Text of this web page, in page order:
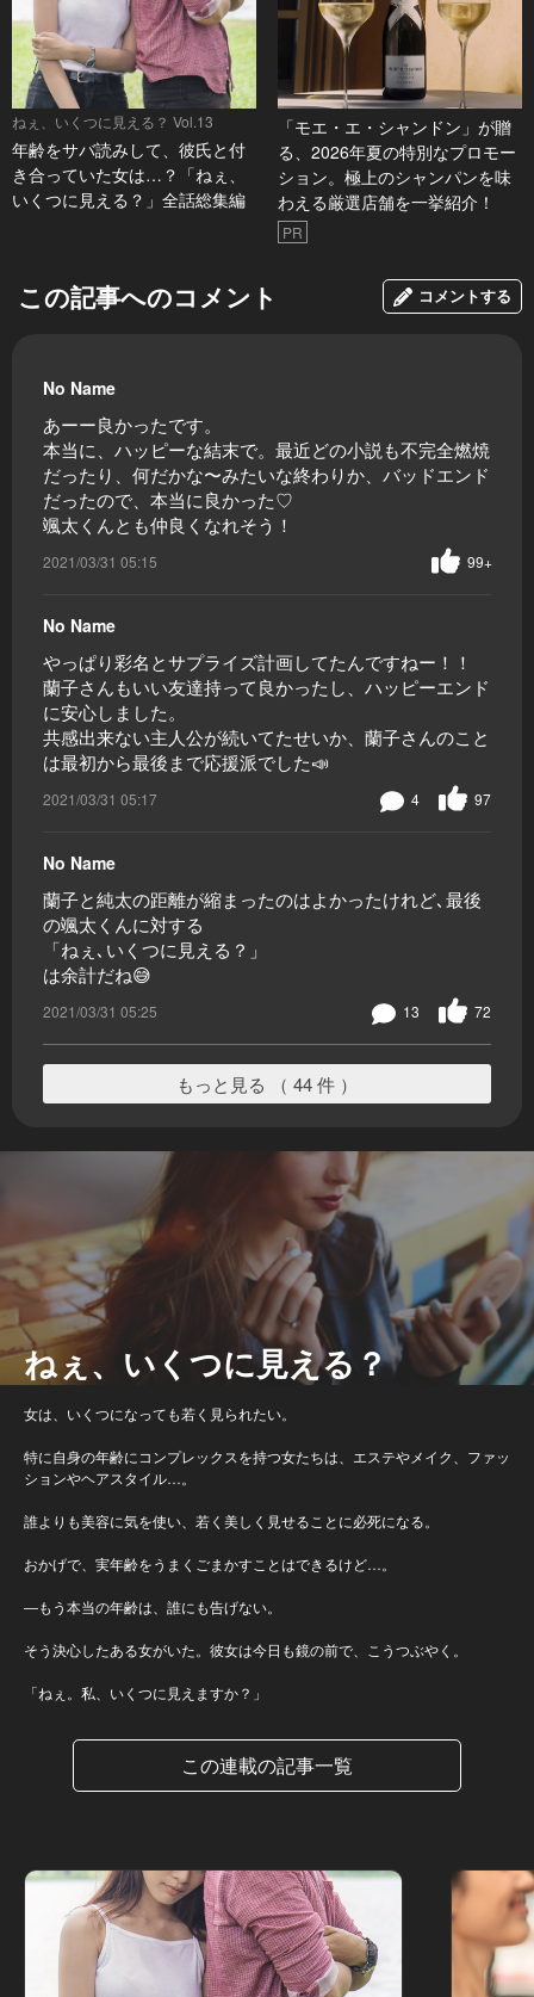
ねぇ、いくつに見える？ Vol.13
年齢をサバ読みして、彼氏と付
き合っていた女は…？「ねぇ、
いくつに見える？」全話総集編
「モエ・エ・シャンドン」が贈
る、2026年夏の特別なプロモー
ション。極上のシャンパンを味
わえる厳選店舗を一挙紹介！
PR
この記事へのコメント コメントする
No Name
あーー良かったです。
本当に、ハッピーな結末で。最近どの小説も不完全燃焼
だったり、何だかな〜みたいな終わりか、バッドエンド
だったので、本当に良かった♡
颯太くんとも仲良くなれそう！
2021/03/31 05:15 99+
No Name
やっぱり彩名とサプライズ計画してたんですねー！！
蘭子さんもいい友達持って良かったし、ハッピーエンド
に安心しました。
共感出来ない主人公が続いてたせいか、蘭子さんのこと
は最初から最後まで応援派でした📣
2021/03/31 05:17 97
4
No Name
蘭子と純太の距離が縮まったのはよかったけれど､最後
の颯太くんに対する
「ねぇ､いくつに見える？」
は余計だね😅
2021/03/31 05:25 72
13
もっと見る （ 44 件 ）
ねぇ、いくつに見える？
女は、いくつになっても若く見られたい。
特に自身の年齢にコンプレックスを持つ女たちは、エステやメイク、ファッ
ションやヘアスタイル…。
誰よりも美容に気を使い、若く美しく見せることに必死になる。
おかげで、実年齢をうまくごまかすことはできるけど…。
―もう本当の年齢は、誰にも告げない。
そう決心したある女がいた。彼女は今日も鏡の前で、こうつぶやく。
「ねぇ。私、いくつに見えますか？」
この連載の記事一覧